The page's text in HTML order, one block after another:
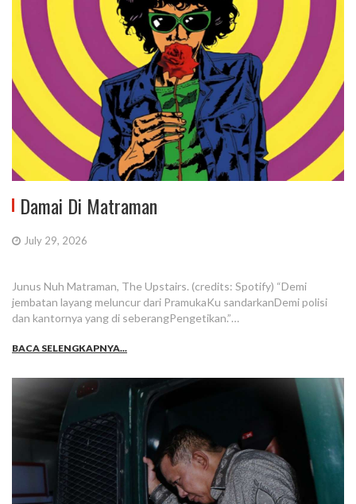
Damai Di Matraman
July 29, 2026
Junus Nuh Matraman, The Upstairs. (credits: Spotify) “Demi
jembatan layang meluncur dari PramukaKu sandarkanDemi polisi
dan kantornya yang di seberangPengetikan.”…
BACA SELENGKAPNYA...